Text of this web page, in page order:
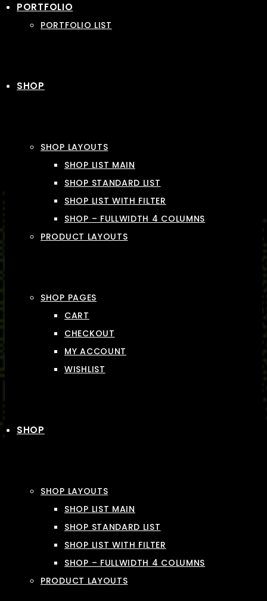
PORTFOLIO
PORTFOLIO LIST
SHOP
SHOP LAYOUTS
SHOP LIST MAIN
SHOP STANDARD LIST
SHOP LIST WITH FILTER
SHOP – FULLWIDTH 4 COLUMNS
PRODUCT LAYOUTS
SHOP PAGES
CART
CHECKOUT
MY ACCOUNT
WISHLIST
SHOP
SHOP LAYOUTS
SHOP LIST MAIN
SHOP STANDARD LIST
SHOP LIST WITH FILTER
SHOP – FULLWIDTH 4 COLUMNS
PRODUCT LAYOUTS